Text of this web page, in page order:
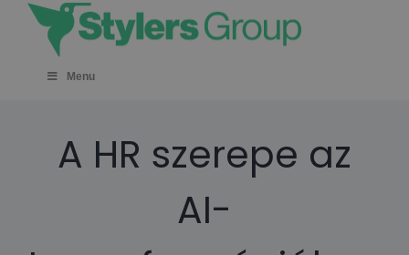
Skip
content
Menu
A HR szerepe az
AI-